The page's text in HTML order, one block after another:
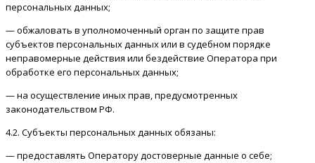
персональных данных;
— обжаловать в уполномоченный орган по защите прав
субъектов персональных данных или в судебном порядке
неправомерные действия или бездействие Оператора при
обработке его персональных данных;
— на осуществление иных прав, предусмотренных
законодательством РФ.
4.2. Субъекты персональных данных обязаны:
— предоставлять Оператору достоверные данные о себе;